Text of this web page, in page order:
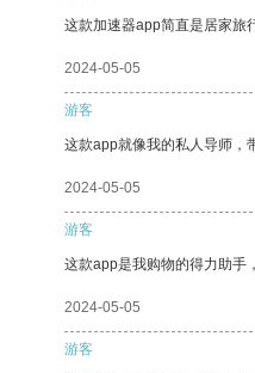
这款加速器app简直是居家旅
2024-05-05
游客
这款app就像我的私人导师，
2024-05-05
游客
这款app是我购物的得力助手
2024-05-05
游客